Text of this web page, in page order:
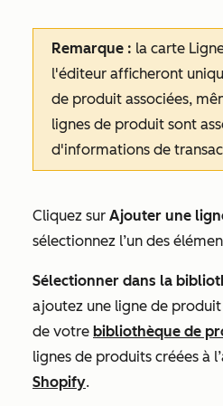
Remarque : la carte
l'éditeur afficheront
de produit associées,
lignes de produit sont
d'informations de
Cliquez sur Ajouter une
sélectionnez l’un des
Sélectionner dans la
ajoutez une ligne de
de votre bibliothèque de
lignes de produits créées à
Shopify.